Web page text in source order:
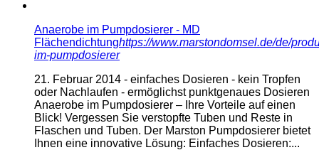
Anaerobe im Pumpdosierer - MD
Flächendichtunghttps://www.marstondomsel.de/de/
im-pumpdosierer
21. Februar 2014 - einfaches Dosieren - kein Tropfen
oder Nachlaufen - ermöglichst punktgenaues Dosieren
Anaerobe im Pumpdosierer – Ihre Vorteile auf einen
Blick! Vergessen Sie verstopfte Tuben und Reste in
Flaschen und Tuben. Der Marston Pumpdosierer bietet
Ihnen eine innovative Lösung: Einfaches Dosieren:...